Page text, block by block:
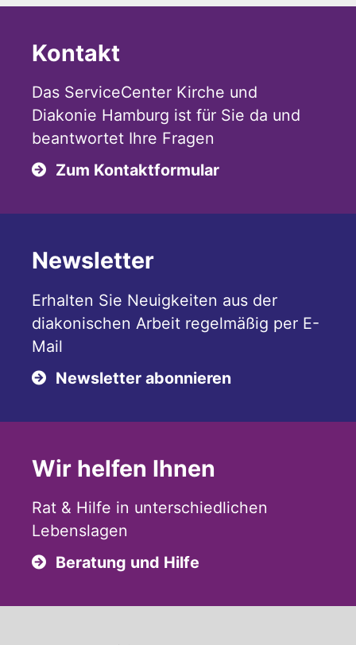
Kontakt
Das ServiceCenter Kirche und
Diakonie Hamburg ist für Sie da und
beantwortet Ihre Fragen
Zum Kontaktformular
Newsletter
Erhalten Sie Neuigkeiten aus der
diakonischen Arbeit regelmäßig per E-
Mail
Newsletter abonnieren
Wir helfen Ihnen
Rat & Hilfe in unterschiedlichen
Lebenslagen
Beratung und Hilfe